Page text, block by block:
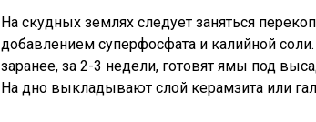
На скудных землях следует заняться
добавлением суперфосфата и калийной
заранее, за 2-3 недели, готовят ямы под
На дно выкладывают слой керамзита или